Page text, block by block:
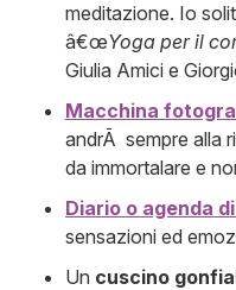
meditazione. Io
â€œYoga per il
Giulia Amici e
Macchina
andrÃ sempre alla
da immortalare e
Diario o agenda
sensazioni ed
Un cuscino